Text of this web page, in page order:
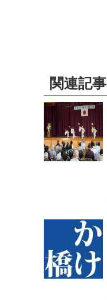
関連記事